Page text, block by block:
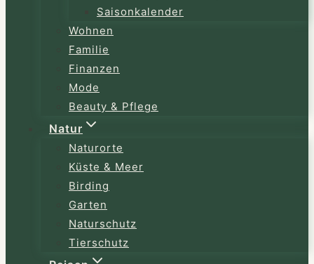
Saisonkalender
Wohnen
Familie
Finanzen
Mode
Beauty & Pflege
Natur
Naturorte
Küste & Meer
Birding
Garten
Naturschutz
Tierschutz